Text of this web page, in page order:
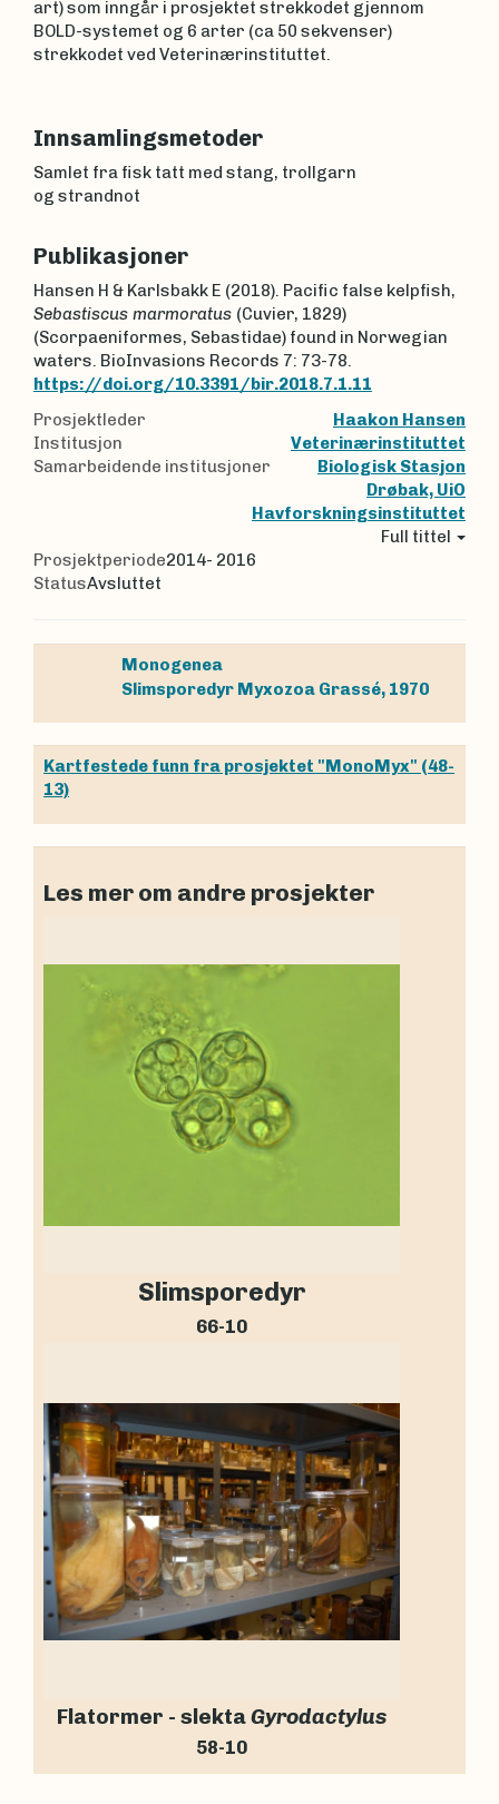
art) som inngår i prosjektet strekkodet gjennom
BOLD-systemet og 6 arter (ca 50 sekvenser)
strekkodet ved Veterinærinstituttet.
Innsamlingsmetoder
Samlet fra fisk tatt med stang, trollgarn
og strandnot
Publikasjoner
Hansen H & Karlsbakk E (2018). Pacific false kelpfish,
Sebastiscus marmoratus (Cuvier, 1829)
(Scorpaeniformes, Sebastidae) found in Norwegian
waters. BioInvasions Records 7: 73-78.
https://doi.org/10.3391/bir.2018.7.1.11
Prosjektleder
Haakon Hansen
Institusjon
Veterinærinstituttet
Samarbeidende institusjoner
Biologisk Stasjon
Drøbak, UiO
Havforskningsinstituttet
Full tittel
Prosjektperiode2014- 2016
StatusAvsluttet
Monogenea
Slimsporedyr Myxozoa Grassé, 1970
Kartfestede funn fra prosjektet "MonoMyx" (48-
13)
Les mer om andre prosjekter
Slimsporedyr
66-10
Flatormer - slektaGyrodactylus
58-10